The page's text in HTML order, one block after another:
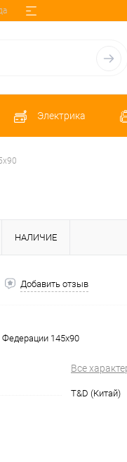
Электрика
НАЛИЧИЕ
Добавить отзыв
145х90
Все
T&D (Китай)